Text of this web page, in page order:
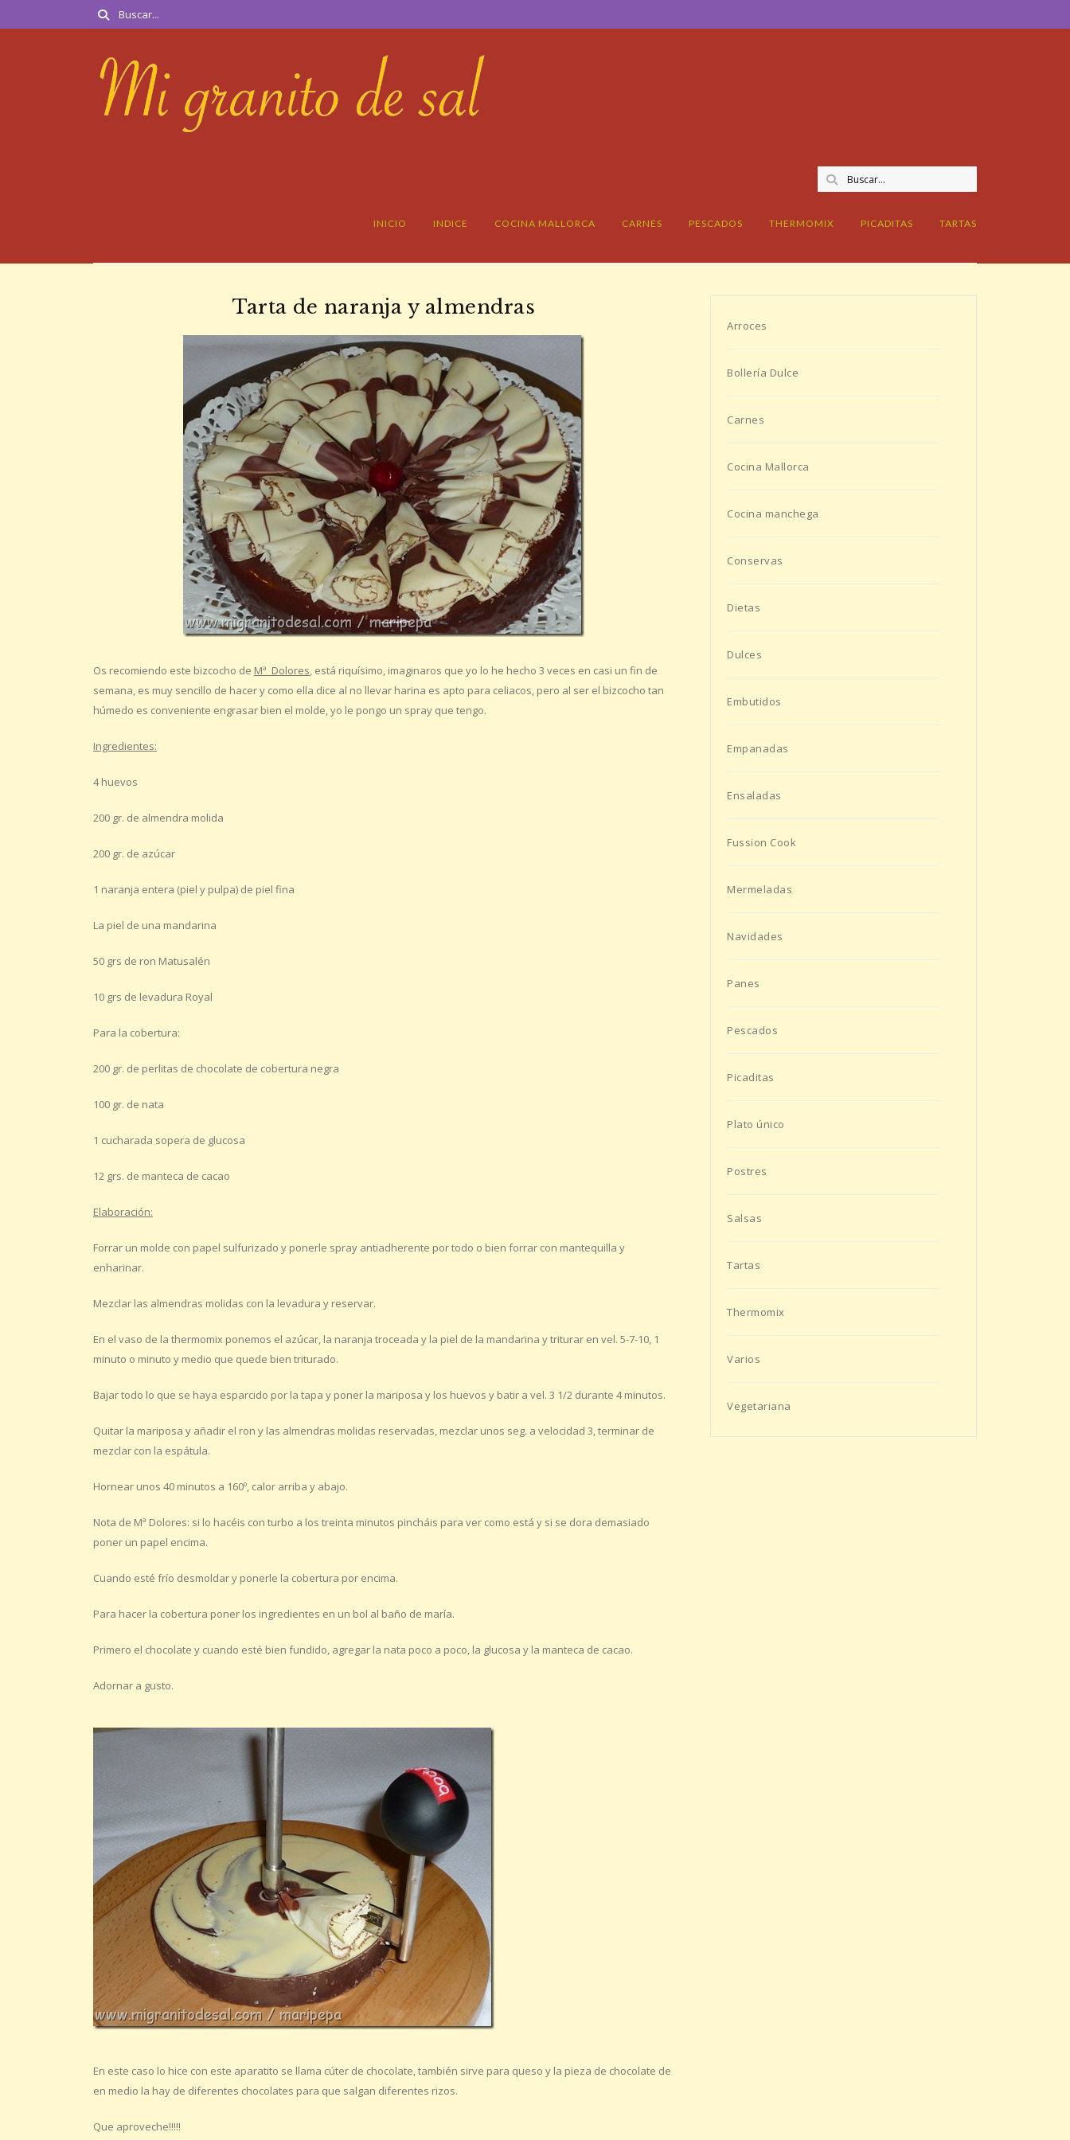
INICIO INDICE COCINA MALLORCA CARNES PESCADOS THERMOMIX PICADITAS TARTAS
Tarta de naranja y almendras
Os recomiendo este bizcocho de Mª Dolores, está riquísimo, imaginaros que yo lo he hecho 3 veces en casi un fin de
semana, es muy sencillo de hacer y como ella dice al no llevar harina es apto para celiacos, pero al ser el bizcocho tan
húmedo es conveniente engrasar bien el molde, yo le pongo un spray que tengo.
Ingredientes:
4 huevos
200 gr. de almendra molida
200 gr. de azúcar
1 naranja entera (piel y pulpa) de piel fina
La piel de una mandarina
50 grs de ron Matusalén
10 grs de levadura Royal
Para la cobertura:
200 gr. de perlitas de chocolate de cobertura negra
100 gr. de nata
1 cucharada sopera de glucosa
12 grs. de manteca de cacao
Elaboración:
Forrar un molde con papel sulfurizado y ponerle spray antiadherente por todo o bien forrar con mantequilla y
enharinar.
Mezclar las almendras molidas con la levadura y reservar.
En el vaso de la thermomix ponemos el azúcar, la naranja troceada y la piel de la mandarina y triturar en vel. 5-7-10, 1
minuto o minuto y medio que quede bien triturado.
Bajar todo lo que se haya esparcido por la tapa y poner la mariposa y los huevos y batir a vel. 3 1/2 durante 4 minutos.
Quitar la mariposa y añadir el ron y las almendras molidas reservadas, mezclar unos seg. a velocidad 3, terminar de
mezclar con la espátula.
Hornear unos 40 minutos a 160º, calor arriba y abajo.
Nota de Mª Dolores: si lo hacéis con turbo a los treinta minutos pincháis para ver como está y si se dora demasiado
poner un papel encima.
Cuando esté frío desmoldar y ponerle la cobertura por encima.
Para hacer la cobertura poner los ingredientes en un bol al baño de maría.
Primero el chocolate y cuando esté bien fundido, agregar la nata poco a poco, la glucosa y la manteca de cacao.
Adornar a gusto.
En este caso lo hice con este aparatito se llama cúter de chocolate, también sirve para queso y la pieza de chocolate de
en medio la hay de diferentes chocolates para que salgan diferentes rizos.
Que aproveche!!!!!
Arroces
Bollería Dulce
Carnes
Cocina Mallorca
Cocina manchega
Conservas
Dietas
Dulces
Embutidos
Empanadas
Ensaladas
Fussion Cook
Mermeladas
Navidades
Panes
Pescados
Picaditas
Plato único
Postres
Salsas
Tartas
Thermomix
Varios
Vegetariana